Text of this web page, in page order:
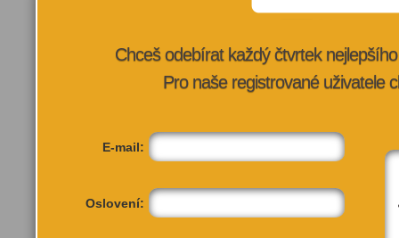
Chceš odebírat každý čtvrtek
Pro naše registrované uživatele
E-mail:
Oslovení: